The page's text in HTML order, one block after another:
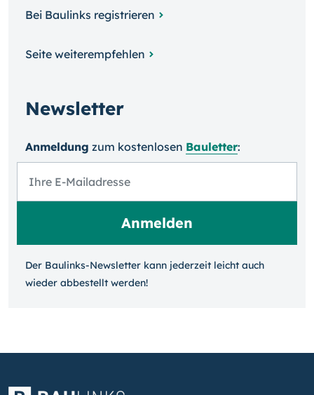
Bei Baulinks registrieren
Seite weiterempfehlen
Newsletter
Anmeldung zum kosten­losen Bauletter:
Der Baulinks-Newsletter kann jeder­zeit leicht auch
wieder ab­bestellt werden!